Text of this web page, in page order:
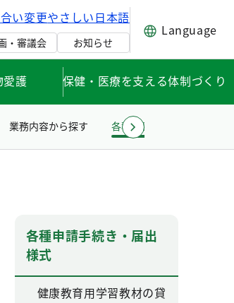
い変更やさしい日本語
・審議会 お知らせ
Language
愛護 保健・医療を支える体制づくり
業務内容から探す 各種申請手続き・届出様式
各種申請手続き・届出
様式
健康教育用学習教材の貸